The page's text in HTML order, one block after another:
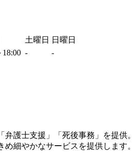
土曜日
日曜日
18:00 - -
護士支援」「死後事務」を提供。
細やかなサービスを提供します。